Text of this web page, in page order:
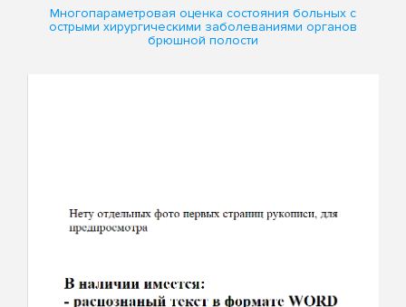
Многопараметровая оценка состояния больных с
острыми хирургическими заболеваниями органов
брюшной полости